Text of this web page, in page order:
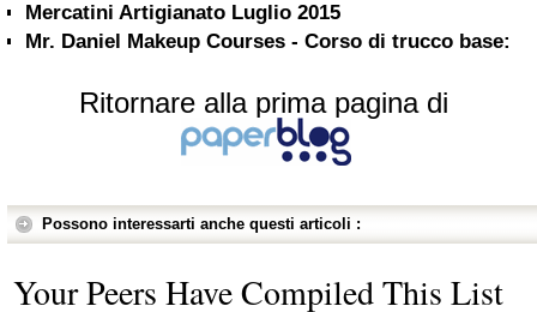
Mercatini Artigianato Luglio 2015
Mr. Daniel Makeup Courses - Corso di trucco base:
Ritornare alla prima pagina di
Possono interessarti anche questi articoli :
Your Peers Have Compiled This List